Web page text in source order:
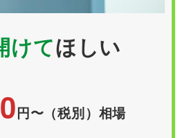
けてほしい
円〜（税別）相場